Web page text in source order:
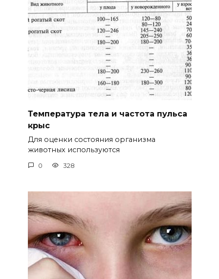
Температура тела и частота пульса
крыс
Для оценки состояния организма
животных используются
0 328